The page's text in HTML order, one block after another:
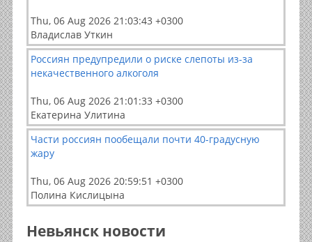
Thu, 06 Aug 2026 21:03:43 +0300
Владислав Уткин
Россиян предупредили о риске слепоты из-за
некачественного алкоголя
Thu, 06 Aug 2026 21:01:33 +0300
Екатерина Улитина
Части россиян пообещали почти 40-градусную
жару
Thu, 06 Aug 2026 20:59:51 +0300
Полина Кислицына
Невьянск новости